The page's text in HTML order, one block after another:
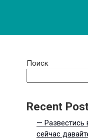
Поиск
Recent
— Развестись
сейчас